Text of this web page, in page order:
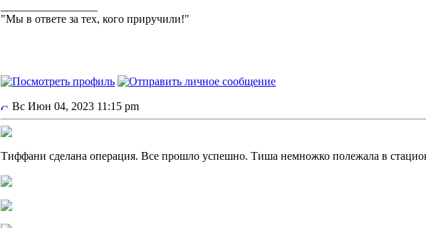
"Мы в ответе за тех, кого приручили!"
Вс Июн 04, 2023 11:15 pm
Тиффани сделана операция. Все прошло успешно. Тиша немножко полежала в